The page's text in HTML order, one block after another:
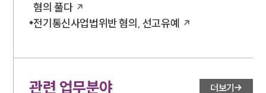
혐의 풀다
전기통신사업법위반 혐의, 선고유예
관련 업무분야 더보기